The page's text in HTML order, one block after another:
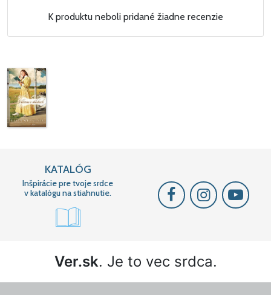
K produktu neboli pridané žiadne recenzie
KATALÓG
Inšpirácie pre tvoje srdce
v katalógu na stiahnutie.
Ver.sk. Je to vec srdca.